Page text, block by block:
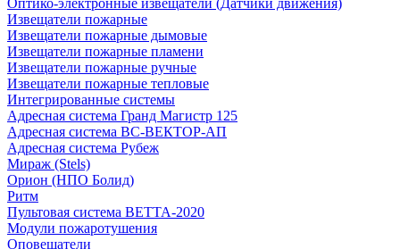
Оптико-электронные извещатели (Датчики движения)
Извещатели пожарные
Извещатели пожарные дымовые
Извещатели пожарные пламени
Извещатели пожарные ручные
Извещатели пожарные тепловые
Интегрированные системы
Адресная система Гранд Магистр 125
Адресная система ВС-ВЕКТОР-АП
Адресная система Рубеж
Мираж (Stels)
Орион (НПО Болид)
Ритм
Пультовая система ВЕТТА-2020
Модули пожаротушения
Оповещатели